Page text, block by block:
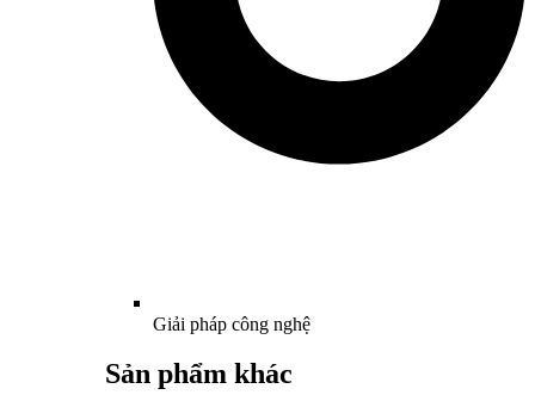
Giải pháp công nghệ
Sản phẩm khác